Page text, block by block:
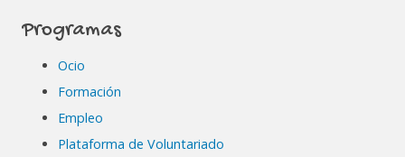
Programas
Ocio
Formación
Empleo
Plataforma de Voluntariado